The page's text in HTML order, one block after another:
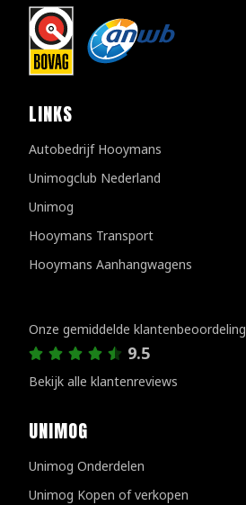
LINKS
Autobedrijf Hooymans
Unimogclub Nederland
Unimog
Hooymans Transport
Hooymans Aanhangwagens
Onze gemiddelde klantenbeoordeling
9.5
Bekijk alle klantenreviews
UNIMOG
Unimog Onderdelen
Unimog Kopen of verkopen